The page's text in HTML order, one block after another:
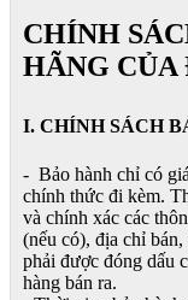
CHÍNH
HÃNG CỦA
I. CHÍNH SÁCH
- Bảo hành chỉ có
chính thức đi kèm.
và chính xác các
(nếu có), địa chỉ
phải được đóng dấu
hàng bán ra.